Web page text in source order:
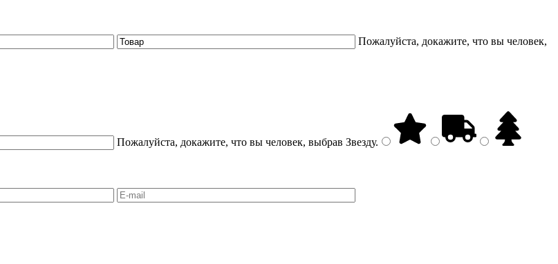
Пожалуйста, докажите, что вы человек,
Пожалуйста, докажите, что вы человек, выбрав Звезду.